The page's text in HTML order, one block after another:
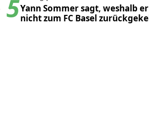
5Yann Sommer sagt, weshalb er
nicht zum FC Basel